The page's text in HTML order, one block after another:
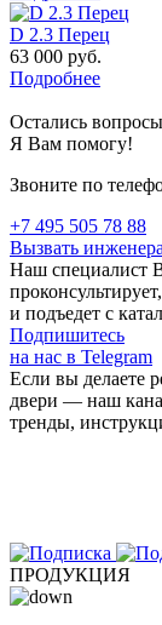
D 2.3 Перец
63 000 руб.
Подробнее
Остались
Я Вам помогу!
Звоните по
+7 495 505 78 88
Вызвать
Наш специалист
и подъедет с
Подпишитесь
на нас в Telegram
Если вы делаете
двери — наш
тренды,
ПРОДУКЦИЯ